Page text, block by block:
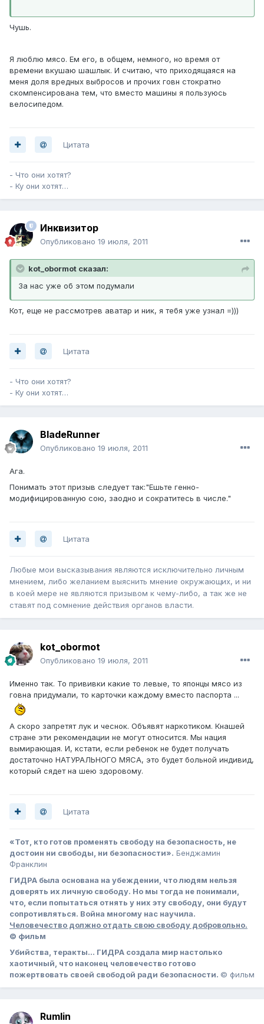
Чушь.
Я люблю мясо. Ем его, в общем, немного, но время от
времени вкушаю шашлык. И считаю, что приходящаяся на
меня доля вредных выбросов и прочих говн стократно
скомпенсирована тем, что вместо машины я пользуюсь
велосипедом.
Цитата
- Что они хотят?
- Ку они хотят…
Инквизитор
Опубликовано 19 июля, 2011
kot_obormot сказал:
За нас уже об этом подумали
Кот, еще не рассмотрев аватар и ник, я тебя уже узнал =)))
Цитата
- Что они хотят?
- Ку они хотят…
BladeRunner
Опубликовано 19 июля, 2011
Ага.
Понимать этот призыв следует так:"Ешьте генно-
модифицированную сою, заодно и сократитесь в числе."
Цитата
Любые мои высказывания являются исключительно личным
мнением, либо желанием выяснить мнение окружающих, и ни
в коей мере не являются призывом к чему-либо, а так же не
ставят под сомнение действия органов власти.
kot_obormot
Опубликовано 19 июля, 2011
Именно так. То прививки какие то левые, то японцы мясо из
говна придумали, то карточки каждому вместо паспорта ...
А скоро запретят лук и чеснок. Объявят наркотиком. Кнашей
стране эти рекомендации не могут относится. Мы нация
вымирающая. И, кстати, если ребенок не будет получать
достаточно НАТУРАЛЬНОГО МЯСА, это будет больной индивид,
который сядет на шею здоровому.
Цитата
«Тот, кто готов променять свободу на безопасность, не
достоин ни свободы, ни безопасности». Бенджамин
Франклин
ГИДРА была основана на убеждении, что людям нельзя
доверять их личную свободу. Но мы тогда не понимали,
что, если попытаться отнять у них эту свободу, они будут
сопротивляться. Война многому нас научила.
Человечество должно отдать свою свободу добровольно.
© фильм
Убийства, теракты… ГИДРА создала мир настолько
хаотичный, что наконец человечество готово
пожертвовать своей свободой ради безопасности. © фильм
Rumlin